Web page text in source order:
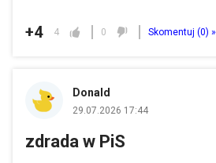
+4 4 0 Skomentuj (0) »
Donald
29.07.2026 17:44
zdrada w PiS